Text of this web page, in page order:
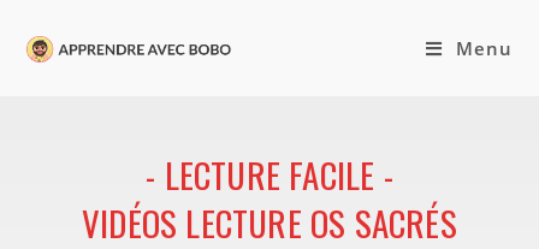
Menu
- LECTURE FACILE -
VIDÉOS LECTURE OS SACRÉS